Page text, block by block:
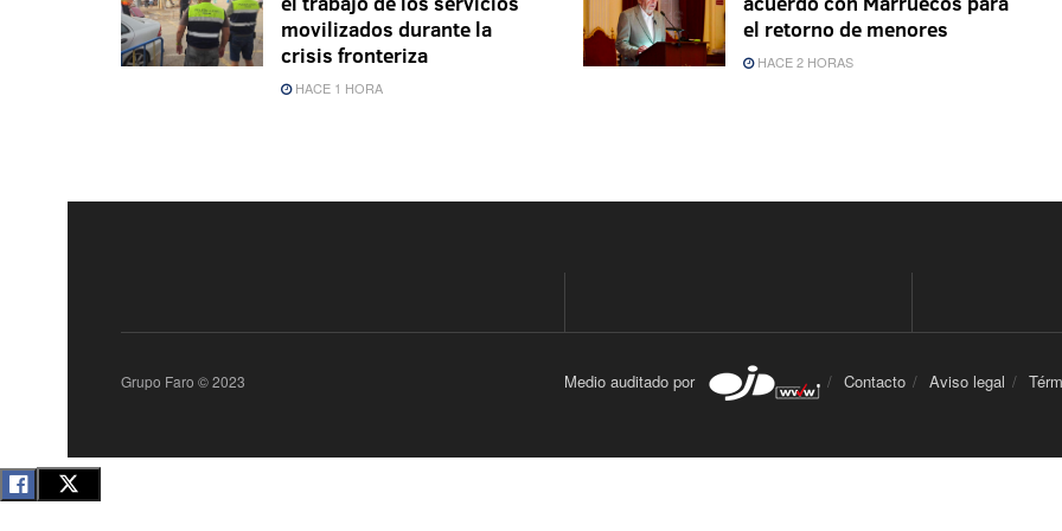
movilizados durante la
crisis fronteriza
HACE 1 HORA
el retorno de menores
HACE 2 HORAS
Medio auditado por Contacto Aviso legal
Grupo Faro © 2023